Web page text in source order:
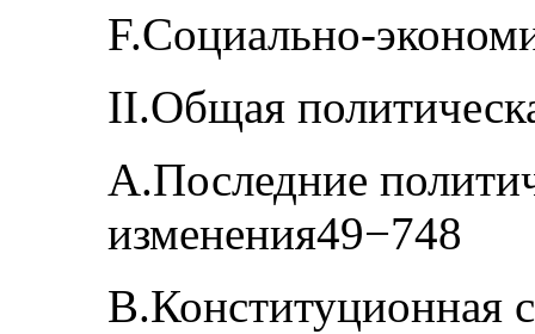
F.Социально-
II.Общая
A.Последние
изменения49−748
B.Конституционная